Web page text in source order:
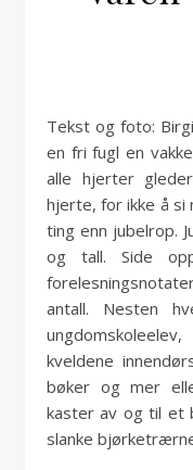
Tekst og foto: Birgitte Simensen Berg Godt å være
en fri fugl en
alle hjerter
hjerte, for ikke å si
ting enn jubelrop.
og tall. Side
antall. Nesten
kveldene
bøker og mer
kaster av og til et
slanke